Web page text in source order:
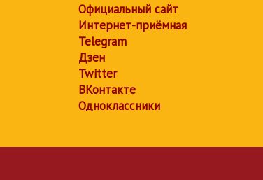
Официальный сайт
Интернет-приёмная
Telegram
Дзен
Twitter
ВКонтакте
Одноклассники